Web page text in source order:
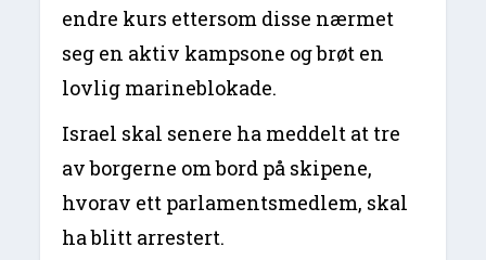
endre kurs ettersom disse nærmet
seg en aktiv kampsone og brøt en
lovlig marineblokade.
Israel skal senere ha meddelt at tre
av borgerne om bord på skipene,
hvorav ett parlamentsmedlem, skal
ha blitt arrestert.